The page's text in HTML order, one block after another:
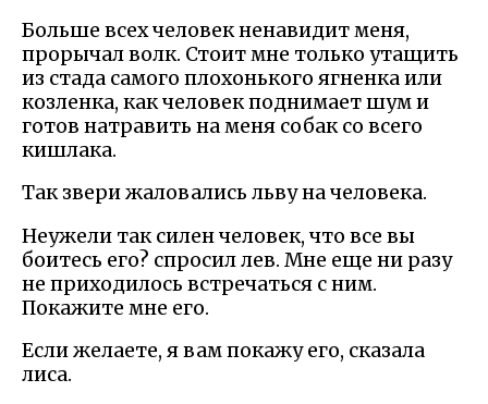
Больше всех человек ненавидит меня,
прорычал волк. Стоит мне только утащить
из стада самого плохонького ягненка или
козленка, как человек поднимает шум и
готов натравить на меня собак со всего
кишлака.
Так звери жаловались льву на человека.
Неужели так силен человек, что все вы
боитесь его? спросил лев. Мне еще ни разу
не приходилось встречаться с ним.
Покажите мне его.
Если желаете, я вам покажу его, сказала
лиса.